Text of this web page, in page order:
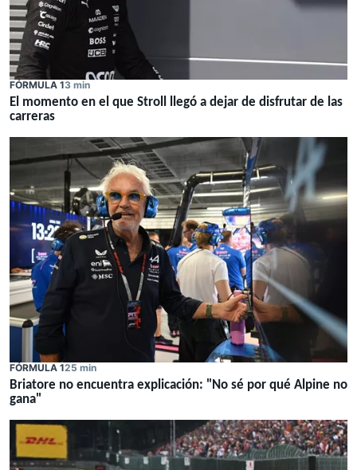
FÓRMULA 13 min
El momento en el que Stroll llegó a dejar de disfrutar de las
carreras
FÓRMULA 125 min
Briatore no encuentra explicación: "No sé por qué Alpine no
gana"